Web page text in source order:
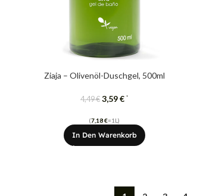
Ziaja – Olivenöl-Duschgel, 500ml
4,49€ 3,59€ *
(7,18€=1L)
In Den Warenkorb